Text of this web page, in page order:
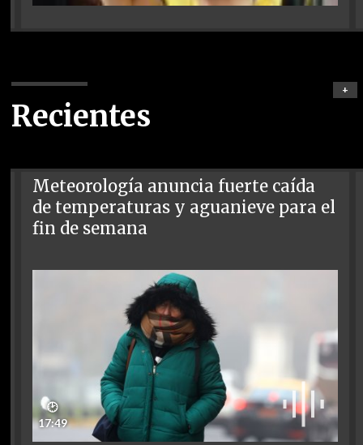
Recientes
+
Meteorología anuncia fuerte caída
de temperaturas y aguanieve para el
fin de semana
🕑
17:49